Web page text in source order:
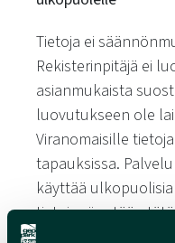
Tietoja ei
Rekisterinpitäjä ei
asianmukaista
luovutukseen ole
Viranomaisille
tapauksissa.
käyttää
tietoja siirretään